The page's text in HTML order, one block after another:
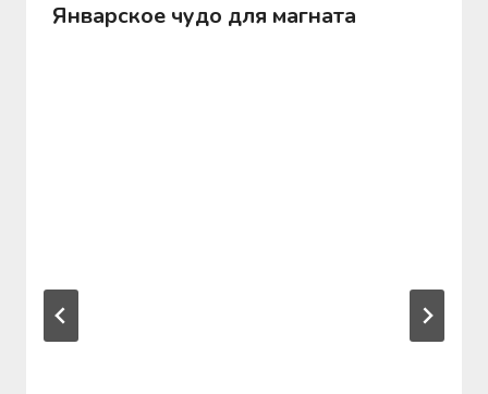
Январское чудо для магната